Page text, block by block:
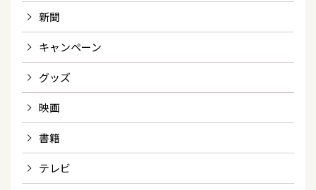
新聞
キャンペーン
グッズ
映画
書籍
テレビ